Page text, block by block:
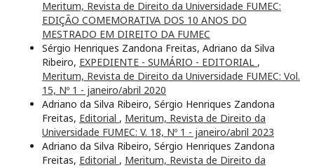
Meritum, Revista de Direito da Universidade FUMEC:
EDIÇÃO COMEMORATIVA DOS 10 ANOS DO
MESTRADO EM DIREITO DA FUMEC
Sérgio Henriques Zandona Freitas, Adriano da Silva
Ribeiro, EXPEDIENTE - SUMÁRIO - EDITORIAL ,
Meritum, Revista de Direito da Universidade FUMEC: Vol.
15, Nº 1 - janeiro/abril 2020
Adriano da Silva Ribeiro, Sérgio Henriques Zandona
Freitas, Editorial , Meritum, Revista de Direito da
Universidade FUMEC: V. 18, Nº 1 - janeiro/abril 2023
Adriano da Silva Ribeiro, Sérgio Henriques Zandona
Freitas, Editorial , Meritum, Revista de Direito da